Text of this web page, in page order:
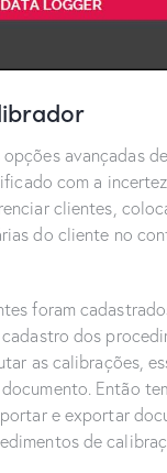
avançadas
com a
clientes,
do cliente no
foram
dos
as calibrações,
Então
e exportar
de